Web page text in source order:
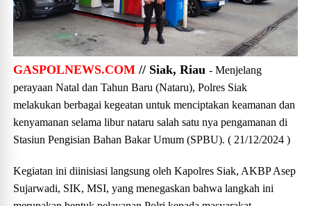
GASPOLNEWS.COM// Siak, Riau- Menjelang
perayaan Natal dan Tahun Baru (Nataru), Polres Siak
melakukan berbagai kegeatan untuk menciptakan keamanan dan
kenyamanan selama libur nataru salah satu nya pengamanan di
Stasiun Pengisian Bahan Bakar Umum (SPBU). ( 21/12/2024 )
Kegiatan ini diinisiasi langsung oleh Kapolres Siak, AKBP Asep
Sujarwadi, SIK, MSI, yang menegaskan bahwa langkah ini